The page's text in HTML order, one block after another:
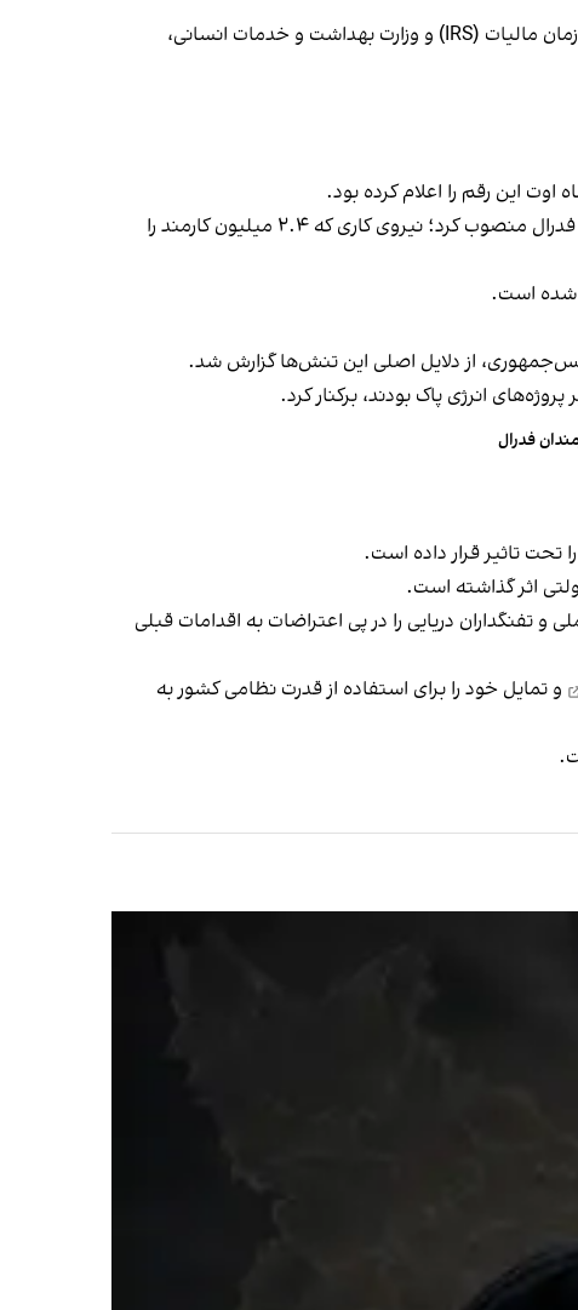
به گفته کوپور، دولت ترامپ این استخدام‌ها را در حالی انجام داده که هم‌زمان روند استخدام در نهادهای دیگری همچون سازمان مالیات‌ (IRS) و وزارت بهداشت و خدمات انسانی،
در همین چارچوب، ترامپ در ماه ژانویه ایلان ماسک، میلیاردر آمریکایی، را برای اجرای طرح کوچک‌سازی نیروی کار غیرنظامی فدرال منصوب کرد؛ نیروی کاری که ۲.۴ میلیون کارمند را
شده است.
از دلایل اصلی این تنش‌ها گزارش شد.
انرژی پاک بودند، برکنار کرد.
فدرال
تاثیر قرار داده است.
اثر گذاشته است.
تفنگداران دریایی را در پی اعتراضات به اقدامات قبلی
و تمایل خود را برای استفاده از قدرت نظامی کشور به